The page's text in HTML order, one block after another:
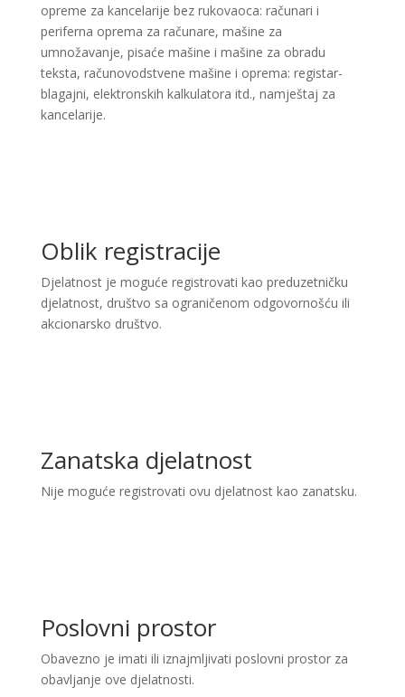
opreme za kancelarije bez rukovaoca: računari i
periferna oprema za računare, mašine za
umnožavanje, pisaće mašine i mašine za obradu
teksta, računovodstvene mašine i oprema: registar-
blagajni, elektronskih kalkulatora itd., namještaj za
kancelarije.
Oblik registracije
Djelatnost je moguće registrovati kao preduzetničku
djelatnost, društvo sa ograničenom odgovornošću ili
akcionarsko društvo.
Zanatska djelatnost
Nije moguće registrovati ovu djelatnost kao zanatsku.
Poslovni prostor
Obavezno je imati ili iznajmljivati poslovni prostor za
obavljanje ove djelatnosti.